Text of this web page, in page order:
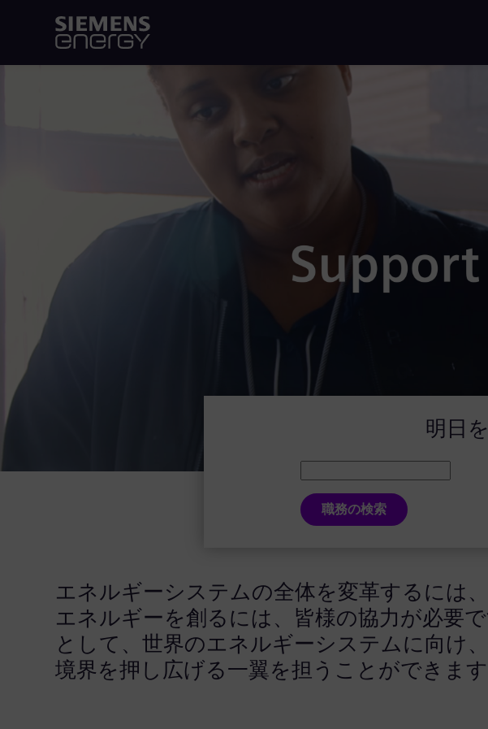
明日を
職務の検索
エネルギーシステムの全体を変革するには
エネルギーを創るには、皆様の協力が必要
として、世界のエネルギーシステムに向け
境界を押し広げる一翼を担うことができま